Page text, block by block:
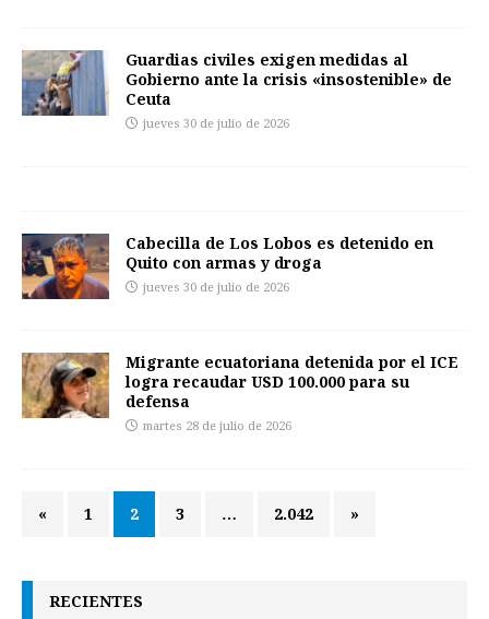
Guardias civiles exigen medidas al
Gobierno ante la crisis «insostenible» de
Ceuta
jueves 30 de julio de 2026
Cabecilla de Los Lobos es detenido en
Quito con armas y droga
jueves 30 de julio de 2026
Migrante ecuatoriana detenida por el ICE
logra recaudar USD 100.000 para su
defensa
martes 28 de julio de 2026
« 1 2 3 … 2.042 »
RECIENTES